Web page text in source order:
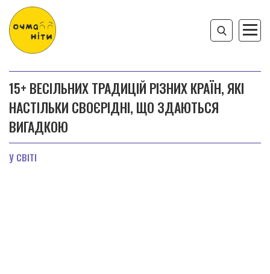
15+ ВЕСІЛЬНИХ ТРАДИЦІЙ РІЗНИХ КРАЇН, ЯКІ
НАСТІЛЬКИ СВОЄРІДНІ, ЩО ЗДАЮТЬСЯ
ВИГАДКОЮ
У СВІТІ